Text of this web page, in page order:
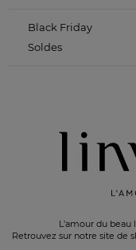
L'amour du beau
Retrouvez sur notre site de
Black Friday
Soldes